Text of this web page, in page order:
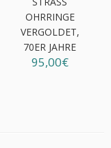
OHRRINGE
VERGOLDET,
70ER JAHRE
95,00€